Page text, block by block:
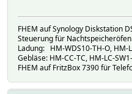
FHEM auf Synology Diskstation
Steuerung für
Ladung: HM-WDS10-TH-O, HM-
Gebläse: HM-CC-TC, HM-LC-
FHEM auf FritzBox 7390 für